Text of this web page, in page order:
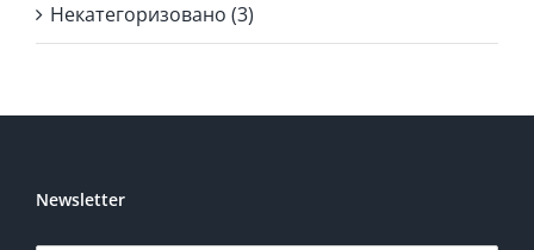
Некатегоризовано (3)
Newsletter